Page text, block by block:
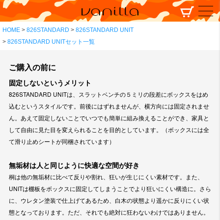
HOME 826STANDARD
826STANDARD UNIT
826STANDARD UNITセット一覧